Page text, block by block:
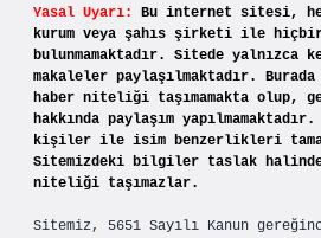
Yasal Uyarı:
Bu internet sitesi,
kurum veya şahıs şirketi ile
bulunmamaktadır. Sitede yalnızca
makaleler paylaşılmaktadır.
haber niteliği taşımamakta olup,
hakkında paylaşım
kişiler ile isim benzerlikleri
Sitemizdeki bilgiler taslak
niteliği taşımazlar.
Sitemiz, 5651 Sayılı Kanun